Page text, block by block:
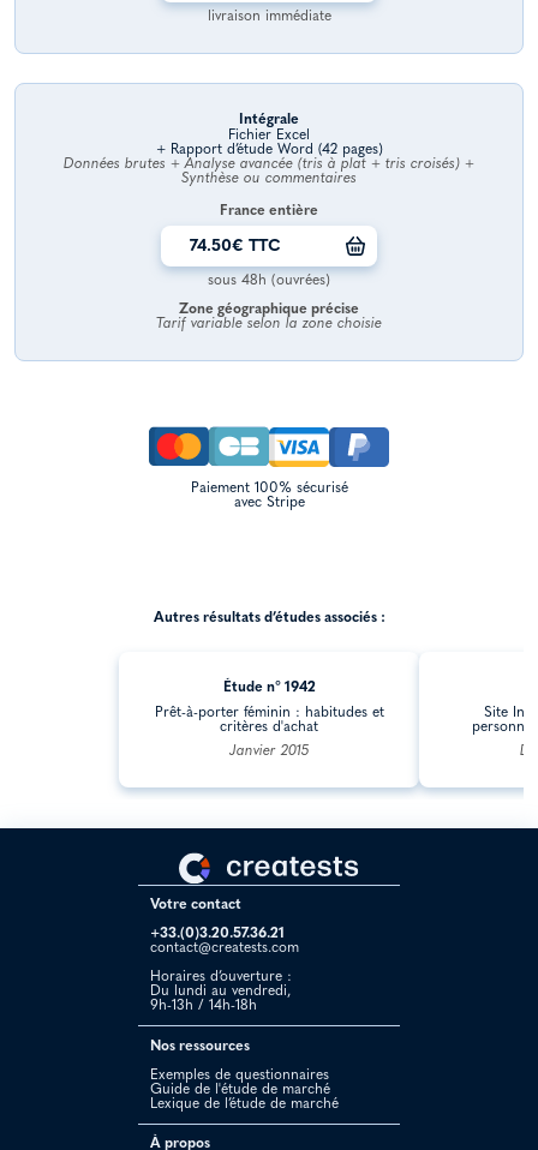
livraison immédiate
Intégrale
Fichier Excel
+ Rapport d’étude Word (42 pages)
Données brutes + Analyse avancée (tris à plat + tris croisés) +
Synthèse ou commentaires
France entière
74.50€ TTC
sous 48h (ouvrées)
Zone géographique précise
Tarif variable selon la zone choisie
Paiement 100% sécurisé
avec Stripe
Autres résultats d’études associés :
Étude n° 1942
Prêt-à-porter féminin : habitudes et
critères d'achat
Janvier 2015
Site
Votre contact
+33.(0)3.20.57.36.21
contact@creatests.com
Horaires d’ouverture :
Du lundi au vendredi,
9h-13h / 14h-18h
Nos ressources
Exemples de questionnaires
Guide de l'étude de marché
Lexique de l’étude de marché
À propos